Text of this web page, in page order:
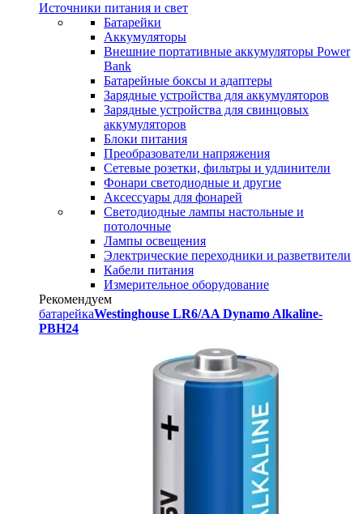
Источники питания и свет
Батарейки
Аккумуляторы
Внешние портативные аккумуляторы Power
Bank
Батарейные боксы и адаптеры
Зарядные устройства для аккумуляторов
Зарядные устройства для свинцовых
аккумуляторов
Блоки питания
Преобразователи напряжения
Сетевые розетки, фильтры и удлинители
Фонари светодиодные и другие
Аксессуары для фонарей
Светодиодные лампы настольные и
потолочные
Лампы освещения
Электрические переходники и разветвители
Кабели питания
Измерительное оборудование
Рекомендуем
батарейкаWestinghouse LR6/AA Dynamo Alkaline-
PBH24